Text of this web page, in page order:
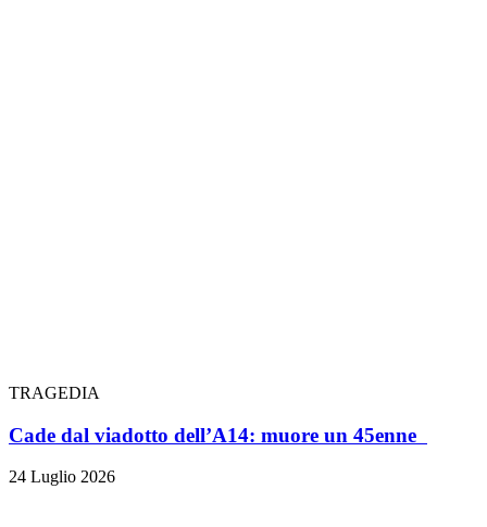
TRAGEDIA
Cade dal viadotto dell’A14: muore un 45enne
24 Luglio 2026